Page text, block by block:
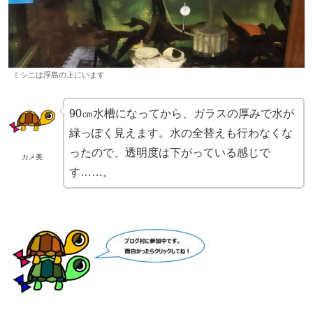
ミシニは浮島の上にいます
カメ美
90㎝水槽になってから、ガラスの厚みで水が
緑っぽく見えます。水の全替えも行わなくな
ったので、透明度は下がっている感じで
す……。